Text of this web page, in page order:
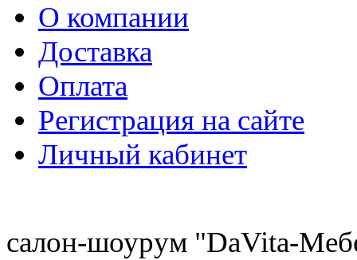
О компании
Доставка
Оплата
Регистрация на сайте
Личный кабинет
салон-шоурум "DaVita-